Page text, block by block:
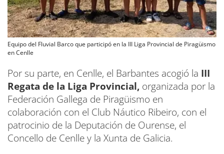
Equipo del Fluvial Barco que participó en la III Liga Provincial de Piragüismo
en Cenlle
Por su parte, en Cenlle, el Barbantes acogió la III
Regata de la Liga Provincial, organizada por la
Federación Gallega de Piragüismo en
colaboración con el Club Náutico Ribeiro, con el
patrocinio de la Deputación de Ourense, el
Concello de Cenlle y la Xunta de Galicia.